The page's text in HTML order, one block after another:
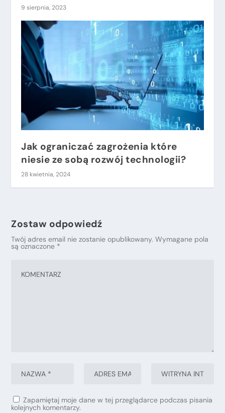
9 sierpnia, 2023
Jak ograniczać zagrożenia które
niesie ze sobą rozwój technologii?
28 kwietnia, 2024
Zostaw odpowiedź
Twój adres email nie zostanie opublikowany. Wymagane pola
są oznaczone *
Zapamiętaj moje dane w tej przeglądarce podczas pisania
kolejnych komentarzy.